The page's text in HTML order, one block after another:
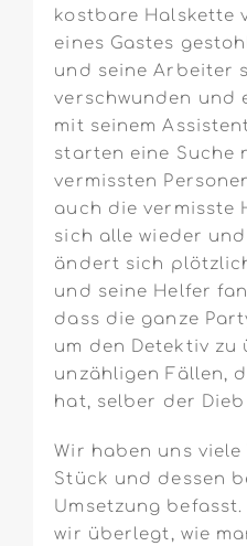
kostbare Halskette
eines Gastes
und seine Arbeiter
verschwunden und
mit seinem
starten eine Suche
vermissten
auch die vermisste
sich alle wieder
ändert sich
und seine Helfer
dass die ganze
um den Detektiv zu
unzähligen Fällen,
hat, selber der Dieb
Wir haben uns viele
Stück und dessen
Umsetzung
wir überlegt, wie